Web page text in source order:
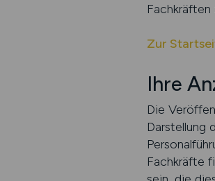
Fachkräften
Zur
Ihre
Die
Darstellung
Fachkräfte